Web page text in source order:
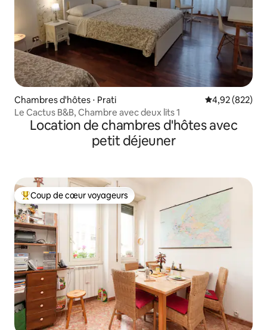
Chambres d'hôtes ⋅ Prati Évaluation
4,92 (822)
Le Cactus B&B, Chambre avec deux lits 1
Location de chambres d'hôtes avec
petit déjeuner
Coups de cœur voyageurs les plus appréciés
Coup de cœur voyageurs